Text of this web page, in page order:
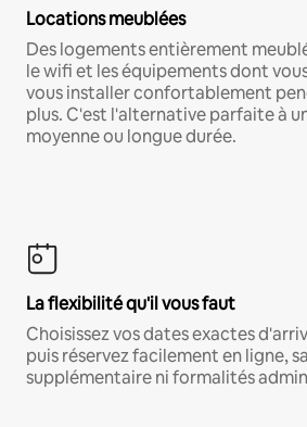
Locations meublées
Des logements entièrement
le wifi et les équipements dont
vous installer confortablement
plus. C'est l'alternative parfaite à
moyenne ou longue durée.
La flexibilité qu'il vous faut
Choisissez vos dates exactes
puis réservez facilement en ligne,
supplémentaire ni formalités